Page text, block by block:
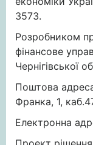
3573.
Розробником
фінансове
Чернігівської
Поштова
Франка, 1,
Електронна